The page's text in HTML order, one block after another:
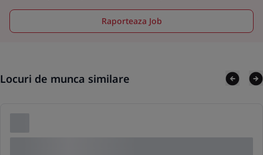
Raporteaza Job
Locuri de munca similare